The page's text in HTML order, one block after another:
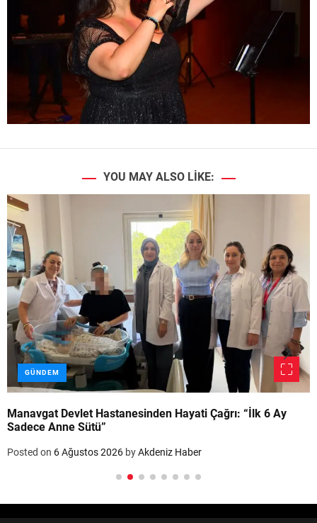
YOU MAY ALSO LIKE:
GÜNDEM
Manavgat Devlet Hastanesinden Hayati Çağrı: “İlk 6 Ay
Sadece Anne Sütü”
Posted on 6 Ağustos 2026 byAkdeniz Haber